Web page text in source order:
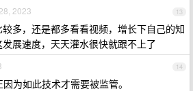
13
2023
多，还是都多看看视频，增长下自己的知
展速度，天天灌水很快就跟不上了
14
为如此技术才需要被监管。